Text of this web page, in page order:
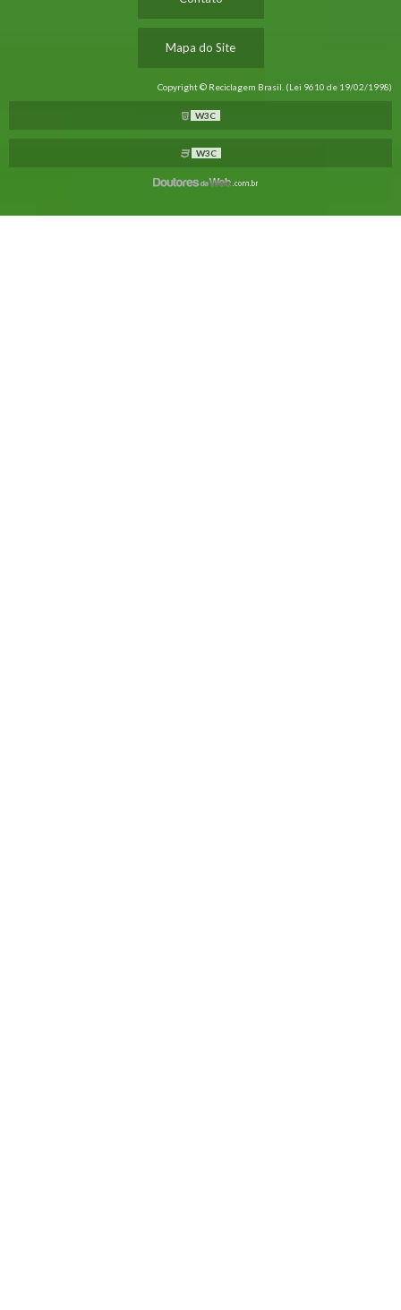
Mapa do Site
Copyright © Reciclagem Brasil. (Lei 9610 de 19/02/1998)
W3C
W3C